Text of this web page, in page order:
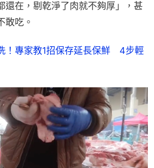
還在，剔乾淨了肉就不夠厚」，甚
敢吃。
！專家教1招保存延長保鮮　4步輕